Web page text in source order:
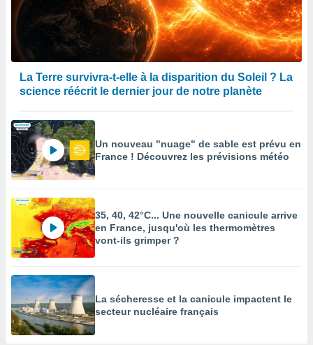
La Terre survivra-t-elle à la disparition du Soleil ? La
science réécrit le dernier jour de notre planète
Un nouveau "nuage" de sable est prévu en
France ! Découvrez les prévisions météo
35, 40, 42°C... Une nouvelle canicule arrive
en France, jusqu'où les thermomètres
vont-ils grimper ?
La sécheresse et la canicule impactent le
secteur nucléaire français